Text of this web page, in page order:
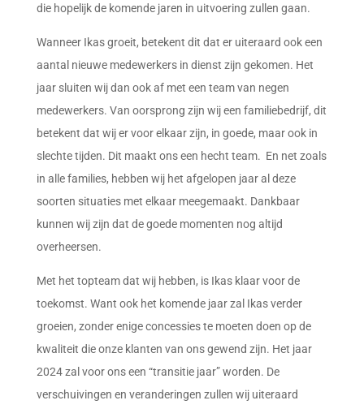
die hopelijk de komende jaren in uitvoering zullen gaan.
Wanneer Ikas groeit, betekent dit dat er uiteraard ook een
aantal nieuwe medewerkers in dienst zijn gekomen. Het
jaar sluiten wij dan ook af met een team van negen
medewerkers. Van oorsprong zijn wij een familiebedrijf, dit
betekent dat wij er voor elkaar zijn, in goede, maar ook in
slechte tijden. Dit maakt ons een hecht team. En net zoals
in alle families, hebben wij het afgelopen jaar al deze
soorten situaties met elkaar meegemaakt. Dankbaar
kunnen wij zijn dat de goede momenten nog altijd
overheersen.
Met het topteam dat wij hebben, is Ikas klaar voor de
toekomst. Want ook het komende jaar zal Ikas verder
groeien, zonder enige concessies te moeten doen op de
kwaliteit die onze klanten van ons gewend zijn. Het jaar
2024 zal voor ons een “transitie jaar” worden. De
verschuivingen en veranderingen zullen wij uiteraard